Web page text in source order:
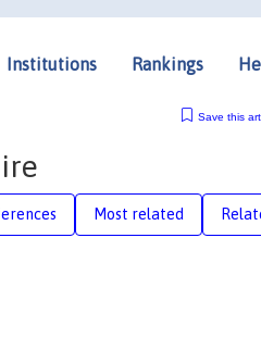
Institutions Rankings
Save this
Most related